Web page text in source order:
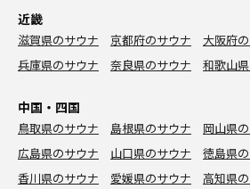
近畿
滋賀県のサウナ 京都府のサウナ
大阪府
兵庫県のサウナ
奈良県のサウナ 和歌山
中国・四国
鳥取県のサウナ 島根県のサウナ
岡山県
広島県のサウナ
山口県のサウナ
徳島県
香川県のサウナ
愛媛県のサウナ 高知県